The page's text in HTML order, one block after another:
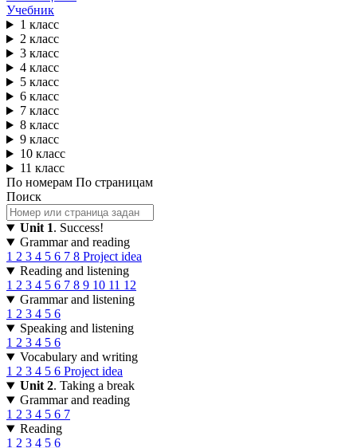
Учебник
1 класс
2 класс
3 класс
4 класс
5 класс
6 класс
7 класс
8 класс
9 класс
10 класс
11 класс
По номерам По страницам
Поиск
Unit 1. Success!
Grammar and reading
1 2 3 4 5 6 7 8 Project idea
Reading and listening
1 2 3 4 5 6 7 8 9 10 11 12
Grammar and listening
1 2 3 4 5 6
Speaking and listening
1 2 3 4 5 6
Vocabulary and writing
1 2 3 4 5 6 Project idea
Unit 2. Taking a break
Grammar and reading
1 2 3 4 5 6 7
Reading
1 2 3 4 5 6